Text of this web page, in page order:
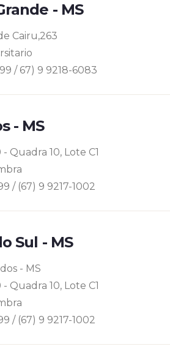
- MS
Cairu,263
/ 67) 9 9218-6083
- MS
- Quadra 10, Lote C1
/ (67) 9 9217-1002
Sul - MS
- MS
- Quadra 10, Lote C1
/ (67) 9 9217-1002